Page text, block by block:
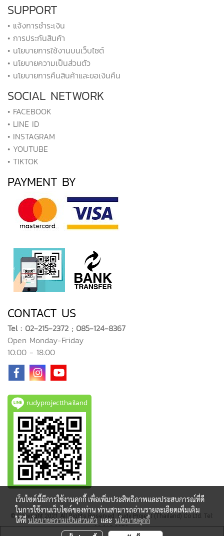
SUPPORT
• แจ้งการชำระเงิน
• การประกันสินค้า
• นโยบายการใช้งานบนเว็บไซต์
• นโยบายความเป็นส่วนตัว
• นโยบายการคืนสินค้าและขอเงินคืน
SOCIAL NETWORK
• FACEBOOK
• LINE ID
• INSTAGRAM
• YOUTUBE
• TIKTOK
PAYMENT BY
CONTACT US
Tel : 02-215-2372 ; 085-124-8367
Open Monday-Friday
10:00 - 18:00
rudyprojectthailand
© Copyright 2021 All Rights Reserved. Rudy Project (Thailand) Co Ltd. Tel:
02-215-2372
เว็บไซต์นี้มีการใช้งานคุกกี้ เพื่อเพิ่มประสิทธิภาพและประสบการณ์ที่ดี
ในการใช้งานเว็บไซต์ของท่าน ท่านสามารถอ่านรายละเอียดเพิ่มเติม
ได้ที่นโยบายความเป็นส่วนตัวและนโยบายคุกกี้